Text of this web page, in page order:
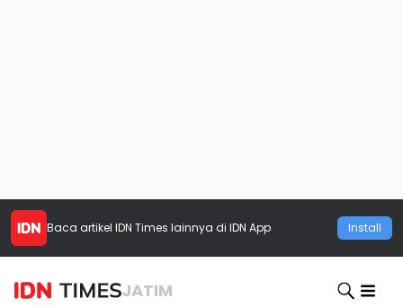
Baca artikel IDN Times lainnya di IDN App Install
JATIM